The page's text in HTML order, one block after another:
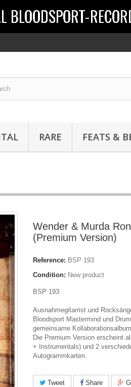
RARE FEATS &
Wender & Murda
(Premium Version)
Reference: BSP 193
Condition: New product
BSP 193
Ausnahmegitarrist und
Bloodsport Mastermind und
gemeinsame
Die Premium Version erscheint
+ Instrumentals) und 2
Autogrammkarten.
Tweet Share